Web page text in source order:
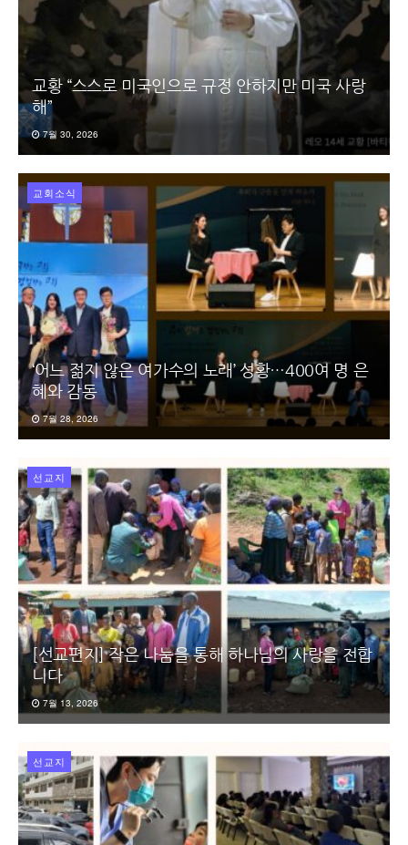
교황 “스스로 미국인으로 규정 안하지만 미국 사랑
해”
7월 30, 2026
교회소식
‘어느 젊지 않은 여가수의 노래’ 성황…400여 명 은
혜와 감동
7월 28, 2026
선교지
[선교편지] 작은 나눔을 통해 하나님의 사랑을 전합
니다
7월 13, 2026
선교지